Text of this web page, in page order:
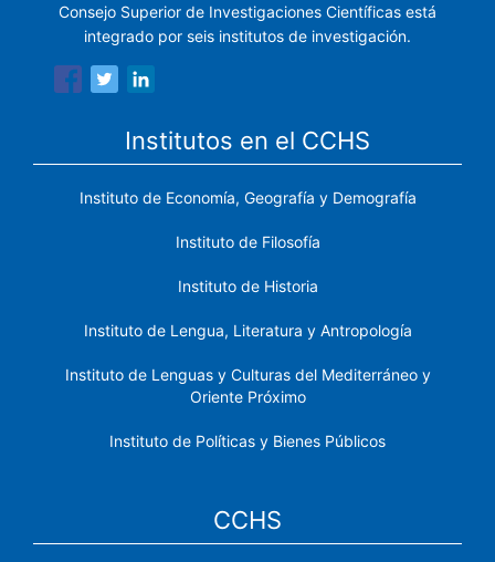
Consejo Superior de Investigaciones Científicas está
integrado por seis institutos de investigación.
Institutos en el CCHS
Instituto de Economía, Geografía y Demografía
Instituto de Filosofía
Instituto de Historia
Instituto de Lengua, Literatura y Antropología
Instituto de Lenguas y Culturas del Mediterráneo y
Oriente Próximo
Instituto de Políticas y Bienes Públicos
CCHS